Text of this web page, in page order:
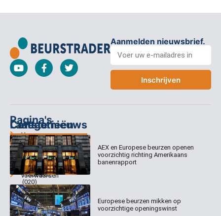
Aanmelden nieuwsbrief.
Inschrijven
Pagina's
Home
Abonnementen
Dagcommentaar
Tradealert
Organisatie
Contact
Categorieën
Columns
Dagcommentaar
Algemene
voorwaarden
Disclaimer
Welk
abonnement
Contact
Keizersgracht
520
1017 EK
Amsterdam
(020)
231
0020
info@beurstrader.nl
Laatste nieuws
AEX en Europese beurzen openen
voorzichtig richting Amerikaans
banenrapport
Europese beurzen mikken op
voorzichtige openingswinst